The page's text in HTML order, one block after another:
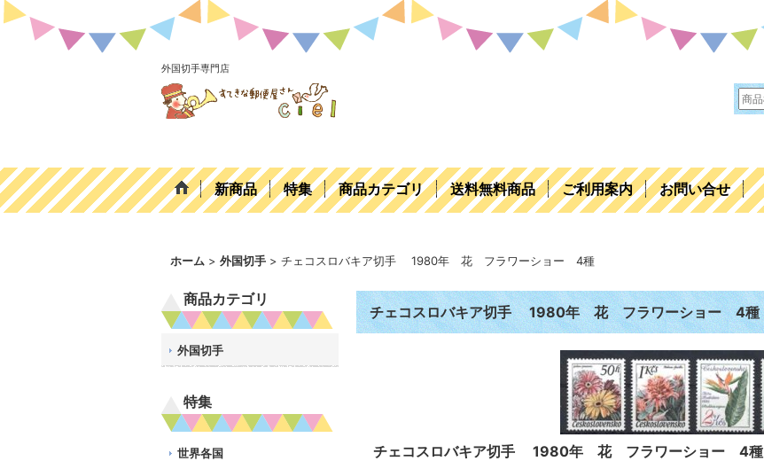
外国切手専門店
新商品 特集 商品カテゴリ 送料無料商品 ご利用案内 お問い合せ
ホーム > 外国切手 > チェコスロバキア切手 1980年 花 フラワーショー 4種
商品カテゴリ
外国切手
特集
世界各国
チェコスロバキア切手 1980年 花 フラワーショー 4種
チェコスロバキア切手 1980年 花 フラワーショー 4種